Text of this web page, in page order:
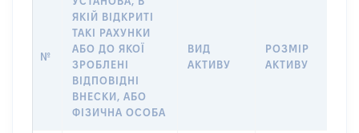
№
ЯКІЙ ВІДКРИТІ
ТАКІ РАХУНКИ
АБО ДО ЯКОЇ
ЗРОБЛЕНІ
ВІДПОВІДНІ
ВНЕСКИ, АБО
ФІЗИЧНА ОСОБА
ВИД
АКТИВУ
РОЗМІР
АКТИВУ